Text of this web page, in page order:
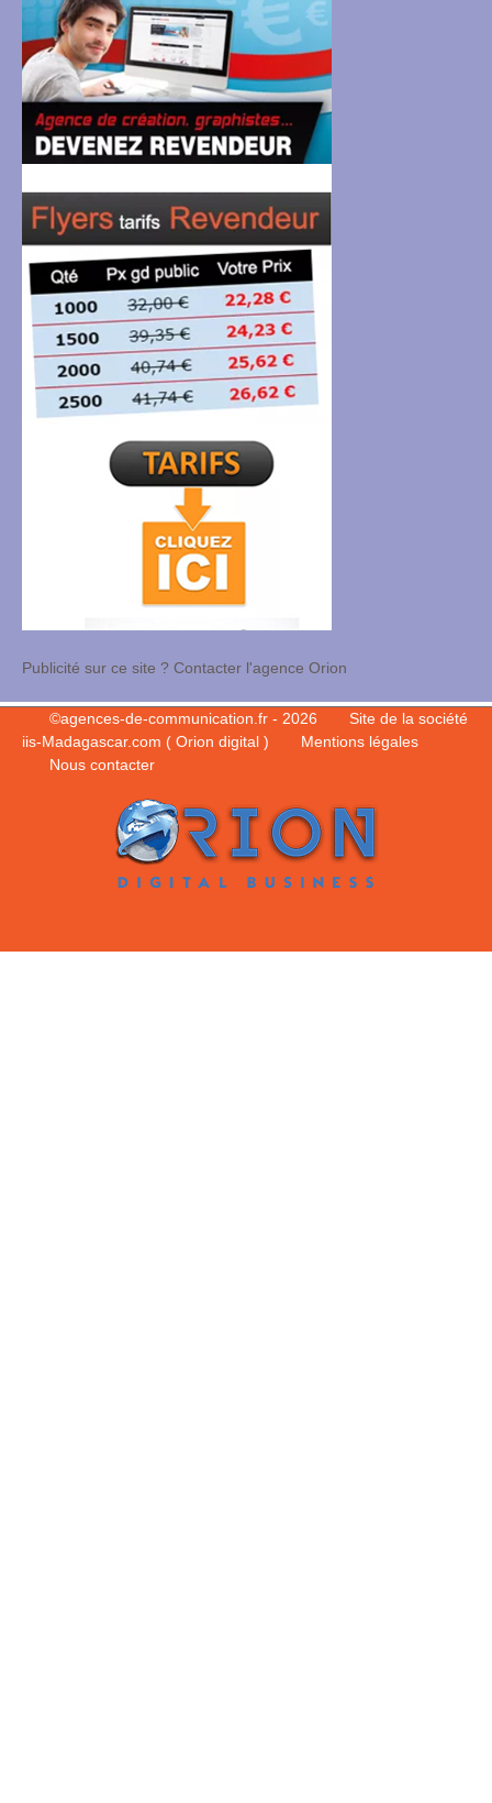
Publicité sur ce site ? Contacter l'agence Orion
©agences-de-communication.fr - 2026
Site de la société
iis-Madagascar.com ( Orion digital )
Mentions légales
Nous contacter